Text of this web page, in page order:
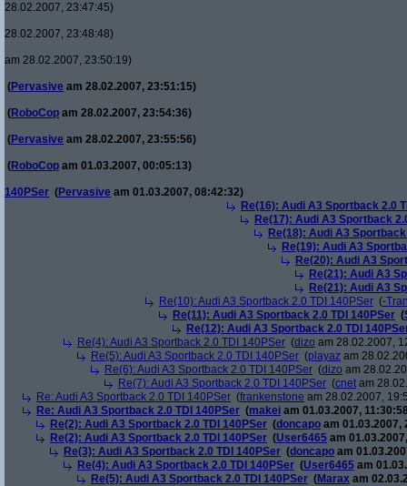
28.02.2007, 23:47:45)
28.02.2007, 23:48:48)
am 28.02.2007, 23:50:19)
(Pervasive am 28.02.2007, 23:51:15)
(RoboCop am 28.02.2007, 23:54:36)
(Pervasive am 28.02.2007, 23:55:56)
(RoboCop am 01.03.2007, 00:05:13)
140PSer (Pervasive am 01.03.2007, 08:42:32)
Re(16): Audi A3 Sportback 2.0
Re(17): Audi A3 Sportback
Re(18): Audi A3
Re(19): Audi A3
Re(20): Audi A3
Re(21): Audi A3
Re(21): Audi A3
Re(10): Audi A3 Sportback 2.0 TDI 140PSer (-
Re(11): Audi A3 Sportback 2.0 TDI 140PSer (
Re(12): Audi A3 Sportback 2.0 TDI
Re(4): Audi A3 Sportback 2.0 TDI 140PSer (dizo am 28.02.2007,
Re(5): Audi A3 Sportback 2.0 TDI 140PSer (playaz am
Re(6): Audi A3 Sportback 2.0 TDI 140PSer (dizo am
Re(7): Audi A3 Sportback 2.0 TDI 140PSer (cnet am
Re: Audi A3 Sportback 2.0 TDI 140PSer (frankenstone am 28.02.2007,
Re: Audi A3 Sportback 2.0 TDI 140PSer (makei am 01.03.2007,
Re(2): Audi A3 Sportback 2.0 TDI 140PSer (doncapo am 01.03.2007,
Re(2): Audi A3 Sportback 2.0 TDI 140PSer (User6465 am
Re(3): Audi A3 Sportback 2.0 TDI 140PSer (doncapo am
Re(4): Audi A3 Sportback 2.0 TDI 140PSer (User6465 am
Re(5): Audi A3 Sportback 2.0 TDI 140PSer (Marax am